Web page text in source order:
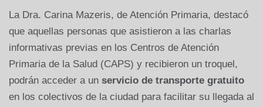
La Dra. Carina Mazeris, de Atención Primaria, destacó
que aquellas personas que asistieron a las charlas
informativas previas en los Centros de Atención
Primaria de la Salud (CAPS) y recibieron un troquel,
podrán acceder a un servicio de transporte gratuito
en los colectivos de la ciudad para facilitar su llegada al